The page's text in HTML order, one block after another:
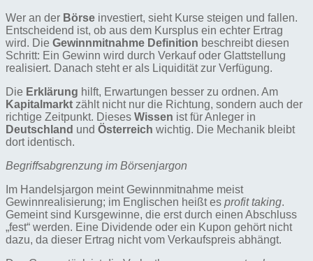
Wer an der Börse investiert, sieht Kurse steigen und fallen.
Entscheidend ist, ob aus dem Kursplus ein echter Ertrag
wird. Die Gewinnmitnahme Definition beschreibt diesen
Schritt: Ein Gewinn wird durch Verkauf oder Glattstellung
realisiert. Danach steht er als Liquidität zur Verfügung.
Die Erklärung hilft, Erwartungen besser zu ordnen. Am
Kapitalmarkt zählt nicht nur die Richtung, sondern auch der
richtige Zeitpunkt. Dieses Wissen ist für Anleger in
Deutschland und Österreich wichtig. Die Mechanik bleibt
dort identisch.
Begriffsabgrenzung im Börsenjargon
Im Handelsjargon meint Gewinnmitnahme meist
Gewinnrealisierung; im Englischen heißt es profit taking.
Gemeint sind Kursgewinne, die erst durch einen Abschluss
„fest“ werden. Eine Dividende oder ein Kupon gehört nicht
dazu, da dieser Ertrag nicht vom Verkaufspreis abhängt.